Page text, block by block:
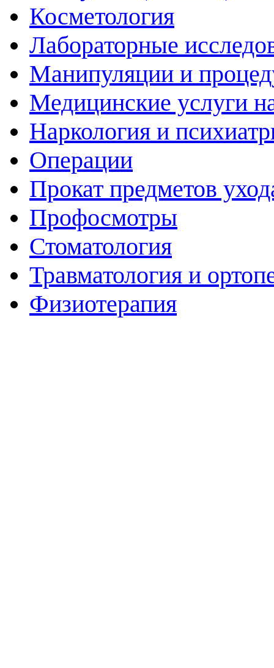
Косметология
Лабораторные
Манипуляции и
Медицинские услуги
Наркология и
Операции
Прокат предметов
Профосмотры
Стоматология
Травматология и
Физиотерапия